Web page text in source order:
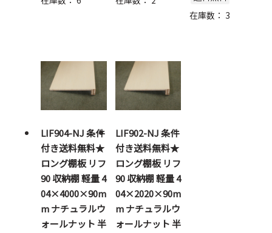
在庫数： 3
LIF904-NJ 条件
付き送料無料★
ロング棚板 リフ
90 収納棚 軽量 4
04×4000×90m
m ナチュラルウ
ォールナット 半
LIF902-NJ 条件
付き送料無料★
ロング棚板 リフ
90 収納棚 軽量 4
04×2020×90m
m ナチュラルウ
ォールナット 半